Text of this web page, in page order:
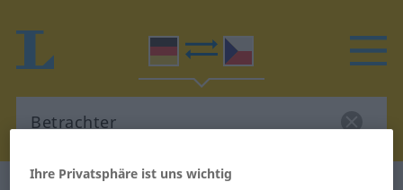
Ihre Privatsphäre ist uns wichtig